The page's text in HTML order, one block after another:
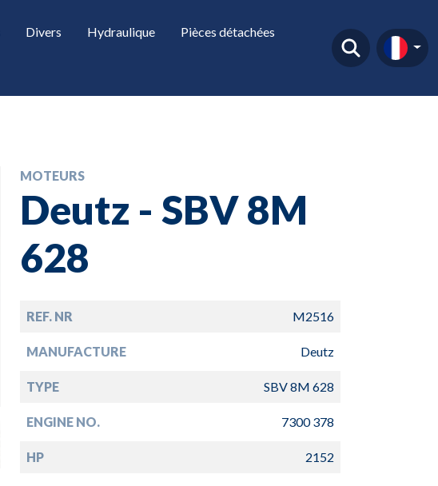
Divers Hydraulique Pièces détachées
MOTEURS
Deutz - SBV 8M
628
REF. NR M2516
MANUFACTURE Deutz
TYPE SBV 8M 628
ENGINE NO. 7300 378
HP 2152